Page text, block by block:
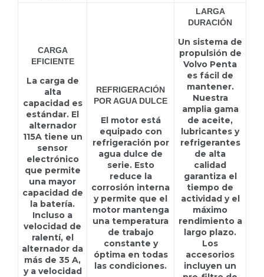
CARGA
EFICIENTE
La carga de
alta
capacidad es
estándar. El
alternador
115A tiene un
sensor
electrónico
que permite
una mayor
capacidad de
la batería.
Incluso a
velocidad de
ralentí, el
alternador da
más de 35 A,
y a velocidad
REFRIGERACIÓN
POR AGUA DULCE
El motor está
equipado con
refrigeración por
agua dulce de
serie. Esto
reduce la
corrosión interna
y permite que el
motor mantenga
una temperatura
de trabajo
constante y
óptima en todas
las condiciones.
LARGA
DURACIÓN
Un sistema de
propulsión de
Volvo Penta
es fácil de
mantener.
Nuestra
amplia gama
de aceite,
lubricantes y
refrigerantes
de alta
calidad
garantiza el
tiempo de
actividad y el
máximo
rendimiento a
largo plazo.
Los
accesorios
incluyen un